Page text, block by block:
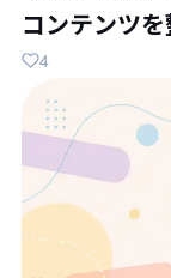
コンテンツ
4